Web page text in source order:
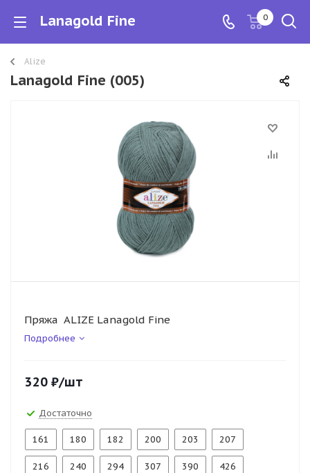
Lanagold Fine 0
Alize
Lanagold Fine (005)
Пряжа ALIZE Lanagold Fine
Подробнее
320 ₽/шт
Достаточно
161 180 182 200 203 207
216 240 294 307 390 426